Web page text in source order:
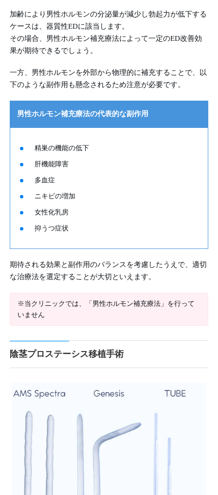
加齢により男性ホルモンの分泌量が減少し勃起力が低下する
ケースは、器質性EDに該当します。
その場合、男性ホルモン補充療法によって一定のED改善効
果が期待できるでしょう。
一方、男性ホルモンを外部から物理的に補充することで、以
下のような副作用も懸念されるため注意が必要です。
男性ホルモン補充療法の代表的な副作用
精巣の機能の低下
肝機能障害
多血症
ニキビの増加
女性化乳房
抑うつ症状
期待される効果と副作用のバランスを考慮したうえで、適切
な治療法を選定することが大切といえます。
※当クリニックでは、「男性ホルモン補充療法」を行って
いません
陰茎プロステーシス移植手術